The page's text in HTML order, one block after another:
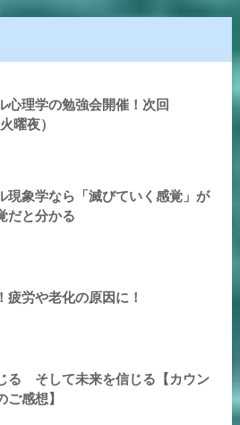
心理学の勉強会開催！次回
曜夜）
現象学なら「滅びていく感覚」が
だと分かる
疲労や老化の原因に！
る そして未来を信じる【カウン
ご感想】